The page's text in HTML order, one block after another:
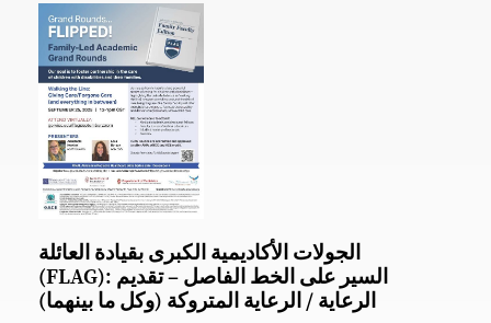
الجولات الأكاديمية الكبرى بقيادة العائلة
(FLAG): السير على الخط الفاصل – تقديم
الرعاية / الرعاية المتروكة (وكل ما بينهما)